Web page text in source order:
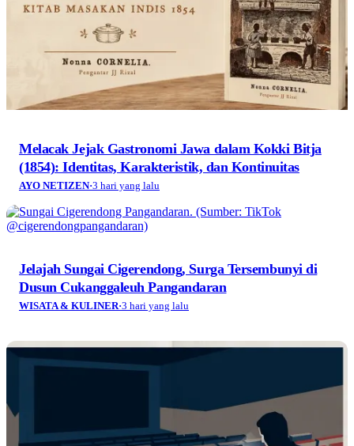
Melacak Jejak Gastronomi Jawa dalam Kokki Bitja
(1854): Identitas, Karakteristik, dan Kontinuitas
AYO NETIZEN·3 hari yang lalu
Jelajah Sungai Cigerendong, Surga Tersembunyi di
Dusun Cukanggaleuh Pangandaran
WISATA & KULINER·3 hari yang lalu